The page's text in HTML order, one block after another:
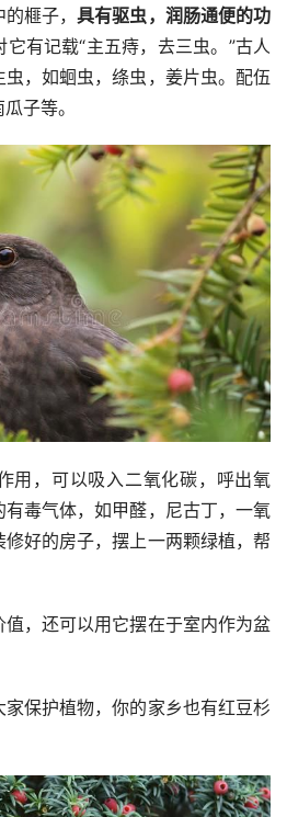
的榧子，具有驱虫，润肠通便的功
有记载“主五痔，去三虫。”古人
，如蛔虫，绦虫，姜片虫。配伍
子等。
用，可以吸入二氧化碳，呼出氧
毒气体，如甲醛，尼古丁，一氧
好的房子，摆上一两颗绿植，帮
，还可以用它摆在于室内作为盆
保护植物，你的家乡也有红豆杉